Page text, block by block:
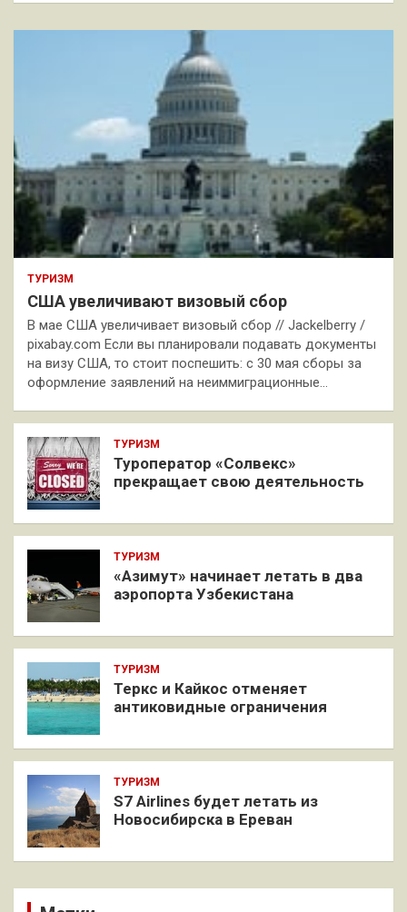
ТУРИЗМ
США увеличивают визовый сбор
В мае США увеличивает визовый сбор // Jackelberry /
pixabay.com Если вы планировали подавать документы
на визу США, то стоит поспешить: с 30 мая сборы за
оформление заявлений на неиммиграционные…
ТУРИЗМ
Туроператор «Солвекс»
прекращает свою деятельность
ТУРИЗМ
«Азимут» начинает летать в два
аэропорта Узбекистана
ТУРИЗМ
Теркс и Кайкос отменяет
антиковидные ограничения
ТУРИЗМ
S7 Airlines будет летать из
Новосибирска в Ереван